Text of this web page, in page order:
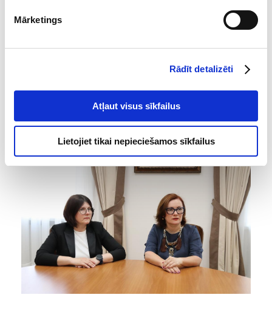
Mārketings
Rādīt detalizēti
Atļaut visus sīkfailus
Lietojiet tikai nepieciešamos sīkfailus
Pēc vizītes Ilze Bādere uzsvēra:
"Mūsu pieredze rāda, ka
sabiedrībai. Tāpēc ieteikumiem jābūt ne tikai juridiski un
ka Moldovas kolēģi ir profesionāli, ieinteresēti un atvērti
sadarbībai.